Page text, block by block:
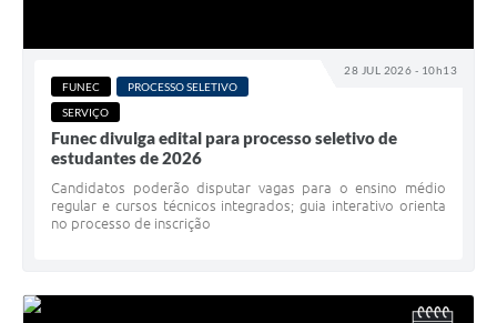
28 JUL 2026 - 10h13
FUNEC
PROCESSO SELETIVO
SERVIÇO
Funec divulga edital para processo seletivo de
estudantes de 2026
Candidatos poderão disputar vagas para o ensino médio
regular e cursos técnicos integrados; guia interativo orienta
no processo de inscrição